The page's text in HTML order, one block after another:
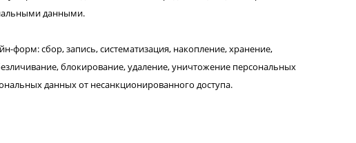
данными.
сбор, запись, систематизация, накопление, хранение,
блокирование, удаление, уничтожение персональных
данных от несанкционированного доступа.